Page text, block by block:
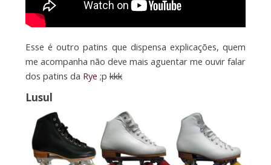
Esse é outro patins que dispensa explicações, quem
me acompanha não deve mais aguentar me ouvir falar
dos patins da Rye ;p kkk
Lusul